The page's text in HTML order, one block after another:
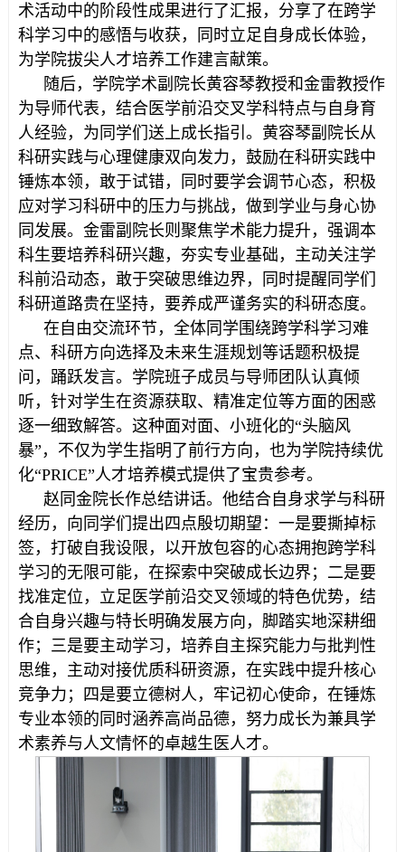
术活动中的阶段性成果进行了汇报，分享了在跨学
科学习中的感悟与收获，同时立足自身成长体验，
为学院拔尖人才培养工作建言献策。
随后，学院学术副院长黄容琴教授和金雷教授作
为导师代表，结合医学前沿交叉学科特点与自身育
人经验，为同学们送上成长指引。黄容琴副院长从
科研实践与心理健康双向发力，鼓励在科研实践中
锤炼本领，敢于试错，同时要学会调节心态，积极
应对学习科研中的压力与挑战，做到学业与身心协
同发展。金雷副院长则聚焦学术能力提升，强调本
科生要培养科研兴趣，夯实专业基础，主动关注学
科前沿动态，敢于突破思维边界，同时提醒同学们
科研道路贵在坚持，要养成严谨务实的科研态度。
在自由交流环节，全体同学围绕跨学科学习难
点、科研方向选择及未来生涯规划等话题积极提
问，踊跃发言。学院班子成员与导师团队认真倾
听，针对学生在资源获取、精准定位等方面的困惑
逐一细致解答。这种面对面、小班化的“头脑风
暴”，不仅为学生指明了前行方向，也为学院持续优
化“PRICE”人才培养模式提供了宝贵参考。
赵同金院长作总结讲话。他结合自身求学与科研
经历，向同学们提出四点殷切期望：一是要撕掉标
签，打破自我设限，以开放包容的心态拥抱跨学科
学习的无限可能，在探索中突破成长边界；二是要
找准定位，立足医学前沿交叉领域的特色优势，结
合自身兴趣与特长明确发展方向，脚踏实地深耕细
作；三是要主动学习，培养自主探究能力与批判性
思维，主动对接优质科研资源，在实践中提升核心
竞争力；四是要立德树人，牢记初心使命，在锤炼
专业本领的同时涵养高尚品德，努力成长为兼具学
术素养与人文情怀的卓越生医人才。